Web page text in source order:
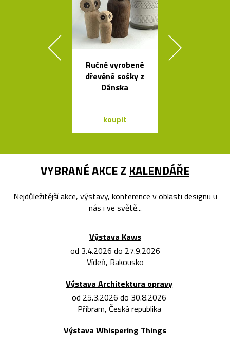
Ručně vyrobené
dřevěné sošky z
Dánska
koupit
VYBRANÉ AKCE Z KALENDÁŘE
Nejdůležitější akce, výstavy, konference v oblasti designu u
nás i ve světě...
Výstava Kaws
od 3.4.2026 do 27.9.2026
Vídeň, Rakousko
Výstava Architektura opravy
od 25.3.2026 do 30.8.2026
Příbram, Česká republika
Výstava Whispering Things